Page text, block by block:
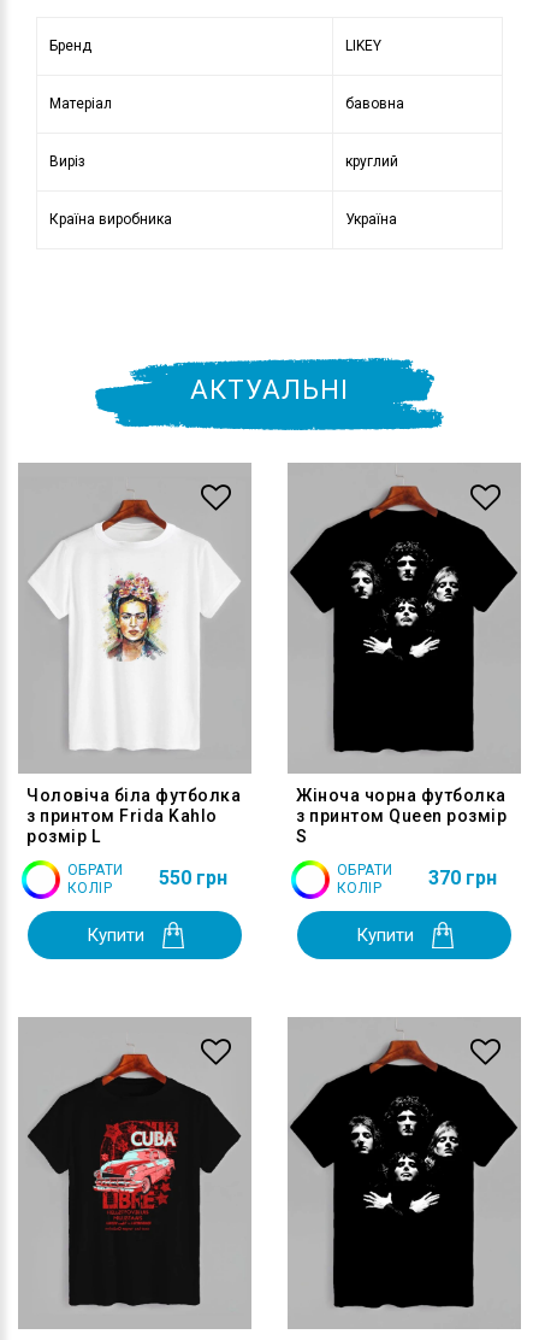
Бренд LIKEY
Матеріал бавовна
Виріз круглий
Країна виробника Україна
АКТУАЛЬНІ
Чоловіча біла футболка
з принтом Frida Kahlo
розмір L
ОБРАТИ
КОЛІР
550 грн
Купити
Жіноча чорна футболка
з принтом Queen розмір
S
ОБРАТИ
КОЛІР
370 грн
Купити